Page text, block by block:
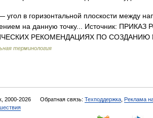
угол в горизонтальной плоскости между
на данную точку... Источник: ПРИКАЗ
РЕКОМЕНДАЦИЯХ ПО
терминология
2000-2026 Обратная связь: Техподдержка Реклама